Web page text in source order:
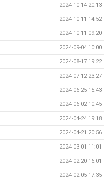
2024-10-14 20:13
2024-10-11 14:52
2024-10-11 09:20
2024-09-04 10:00
2024-08-17 19:22
2024-07-12 23:27
2024-06-25 15:43
2024-06-02 10:45
2024-04-24 19:18
2024-04-21 20:56
2024-03-01 11:01
2024-02-20 16:01
2024-02-05 17:35